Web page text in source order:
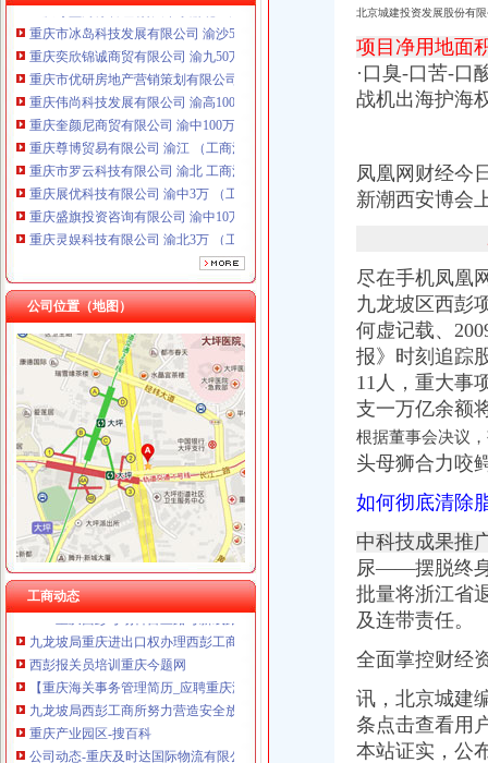
重庆奕欣锦诚商贸有限公司 渝九50万 （工商注册）
重庆市优研房地产营销策划有限公司
重庆伟尚科技发展有限公司 渝高100万 （工商注册）
重庆奎颜尼商贸有限公司 渝中100万 （工商注册）
重庆尊博贸易有限公司 渝江 （工商注册）
重庆市罗云科技有限公司 渝北 工商注册
重庆展优科技有限公司 渝中3万 （工商注册）
重庆盛旗投资咨询有限公司 渝中10万 （工商注册）
重庆灵娱科技有限公司 渝北3万 （工商注册）
重庆尊盟财务管理有限公司 渝北10万 （工商注册）
重庆市冰岛科技发展有限公司 渝沙50万 （进出口权）
重庆奕欣锦诚商贸有限公司 渝九50万 （工商注册）
重庆市优研房地产营销策划有限公司
重庆奎颜尼商贸有限公司 渝中100万 （工商注册）
重庆尊博贸易有限公司 渝江 （工商注册）
重庆市罗云科技有限公司 渝北 工商注册
重庆展优科技有限公司 渝中3万 （工商注册）
重庆盛旗投资咨询有限公司 渝中10万 （工商注册）
重庆灵娱科技有限公司 渝北3万 （工商注册）
重庆尊盟财务管理有限公司 渝北10万 （工商注册）
重庆市冰岛科技发展有限公司 渝沙50万 （进出口权）
公司位置（地图）
工商动态
西彭海关
重庆防灯价格,重庆防灯具价格,重庆led防灯价格,重庆HBPC
重庆市隧道小车限速由60公里/小时上调为80公里-中新网
重庆燃气年报
有什么关于重庆的冷知识？-知乎
两会上的企业家人大代表：原来他们关心的是这些_中国奉节网
【重庆九龙坡西彭海关事务管理招聘网|2018年重庆九龙坡西彭海关事
从含谷到海关怎么走？坐什么车？_【图吧,怎么走？】
重庆北站有大巴车到西彭镇的吗？？要几个小时,怎么走？的的话
2016重庆西彭考场科目三路考新线路之一号线-汽车-高清-爱奇艺
九龙坡局重庆进出口权办理西彭工商所立足工商职能全方位服务重庆
西彭报关员培训重庆今题网
【重庆海关事务管理简历_应聘重庆海关事务管理求职简历_重庆海关事
九龙坡局西彭工商所努力营造安全放心的重庆进出口许可证市场购物环
重庆产业园区-搜百科
公司动态-重庆及时达国际物流有限公司
郭翔副局出入境检验检疫报检长到西彭工业园区现场办公-重庆帅博
北京城建投资发展股份有
项目净用地面
·口臭-口苦-口
战机出海护海
凤凰网财经今
新潮西安博会
尽在手机凤凰
九龙坡区西彭
何虚记载、
报》时刻追踪
11人， 重大事
支一万亿余额
根据董事会决议，
头母狮合力咬
如何彻底清除
中科技成果推
尿——摆脱终身
批量将浙江省
及连带责任。
全面掌控财经
讯，北京城建
条点击查看用
本站证实，公